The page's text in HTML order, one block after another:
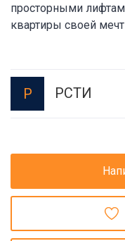
просторными
квартиры своей
Р РСТИ